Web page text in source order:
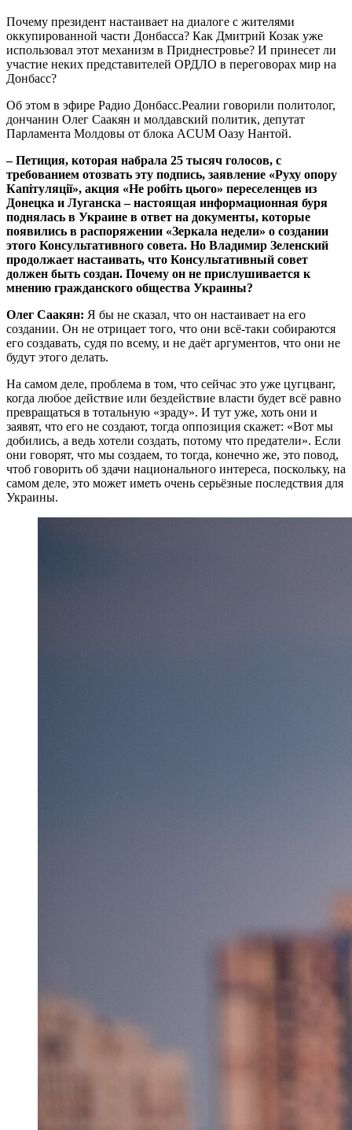
Почему президент настаивает на диалоге с жителями
оккупированной части Донбасса? Как Дмитрий Козак уже
использовал этот механизм в Приднестровье? И принесет ли
участие неких представителей ОРДЛО в переговорах мир на
Донбасс?
Об этом в эфире Радио Донбасс.Реалии говорили политолог,
дончанин Олег Саакян и молдавский политик, депутат
Парламента Молдовы от блока ACUM Оазу Нантой.
– Петиция, которая набрала 25 тысяч голосов, с
требованием отозвать эту подпись, заявление «Руху опору
Капітуляції», акция «Не робіть цього» переселенцев из
Донецка и Луганска – настоящая информационная буря
поднялась в Украине в ответ на документы, которые
появились в распоряжении «Зеркала недели» о создании
этого Консультативного совета. Но Владимир Зеленский
продолжает настаивать, что Консультативный совет
должен быть создан. Почему он не прислушивается к
мнению гражданского общества Украины?
Олег Саакян: Я бы не сказал, что он настаивает на его
создании. Он не отрицает того, что они всё-таки собираются
его создавать, судя по всему, и не даёт аргументов, что они не
будут этого делать.
На самом деле, проблема в том, что сейчас это уже цугцванг,
когда любое действие или бездействие власти будет всё равно
превращаться в тотальную «зраду». И тут уже, хоть они и
заявят, что его не создают, тогда оппозиция скажет: «Вот мы
добились, а ведь хотели создать, потому что предатели». Если
они говорят, что мы создаем, то тогда, конечно же, это повод,
чтоб говорить об здачи национального интереса, поскольку, на
самом деле, это может иметь очень серьёзные последствия для
Украины.